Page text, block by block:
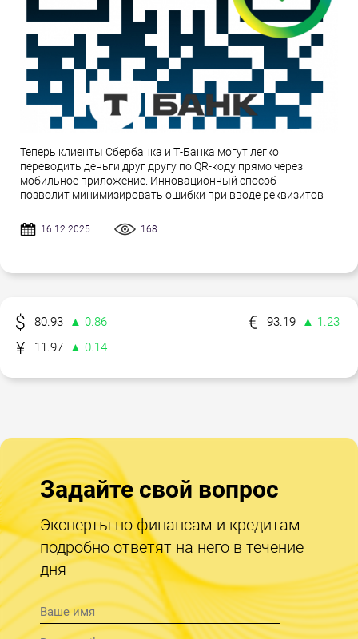
Теперь клиенты Сбербанка и Т-Банка могут легко
переводить деньги друг другу по QR-коду прямо через
мобильное приложение. Инновационный способ
позволит минимизировать ошибки при вводе реквизитов
16.12.2025 168
80.93 ▲ 0.86 93.19
▲ 1.23
11.97
▲ 0.14
Задайте свой вопрос
Эксперты по финансам и кредитам
подробно ответят на него в течение
дня